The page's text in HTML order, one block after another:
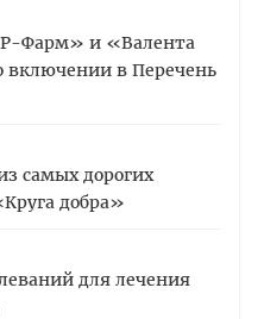
Фарм» и «Валента
включении в Перечень
самых дорогих
добра»
для лечения